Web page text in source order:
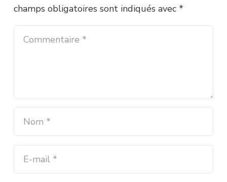
champs obligatoires sont indiqués avec *